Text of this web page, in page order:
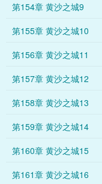
第154章 黄沙之城9
第155章 黄沙之城10
第156章 黄沙之城11
第157章 黄沙之城12
第158章 黄沙之城13
第159章 黄沙之城14
第160章 黄沙之城15
第161章 黄沙之城16